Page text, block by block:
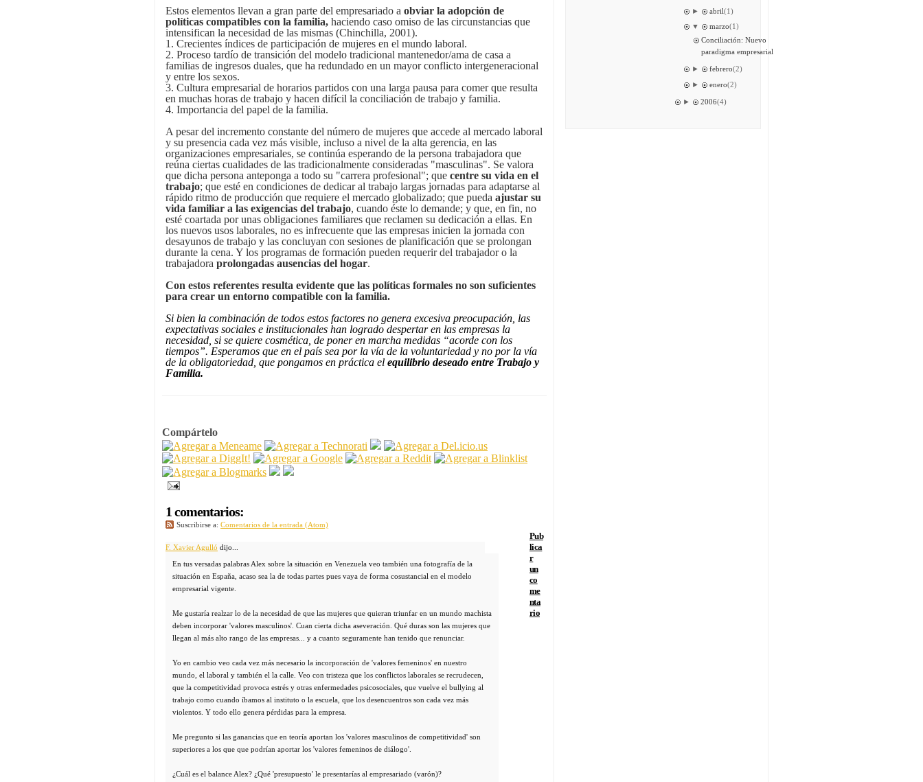
Estos elementos llevan a gran parte del empresariado a obviar la adopción de
políticas compatibles con la familia, haciendo caso omiso de las circunstancias que
intensifican la necesidad de las mismas (Chinchilla, 2001).
1. Crecientes índices de participación de mujeres en el mundo laboral.
2. Proceso tardío de transición del modelo tradicional mantenedor/ama de casa a
familias de ingresos duales, que ha redundado en un mayor conflicto intergeneracional
y entre los sexos.
3. Cultura empresarial de horarios partidos con una larga pausa para comer que resulta
en muchas horas de trabajo y hacen difícil la conciliación de trabajo y familia.
4. Importancia del papel de la familia.
A pesar del incremento constante del número de mujeres que accede al mercado laboral
y su presencia cada vez más visible, incluso a nivel de la alta gerencia, en las
organizaciones empresariales, se continúa esperando de la persona trabajadora que
reúna ciertas cualidades de las tradicionalmente consideradas "masculinas". Se valora
que dicha persona anteponga a todo su "carrera profesional"; que centre su vida en el
trabajo; que esté en condiciones de dedicar al trabajo largas jornadas para adaptarse al
rápido ritmo de producción que requiere el mercado globalizado; que pueda ajustar su
vida familiar a las exigencias del trabajo, cuando éste lo demande; y que, en fin, no
esté coartada por unas obligaciones familiares que reclamen su dedicación a ellas. En
los nuevos usos laborales, no es infrecuente que las empresas inicien la jornada con
desayunos de trabajo y las concluyan con sesiones de planificación que se prolongan
durante la cena. Y los programas de formación pueden requerir del trabajador o la
trabajadora prolongadas ausencias del hogar.
Con estos referentes resulta evidente que las políticas formales no son suficientes
para crear un entorno compatible con la familia.
Si bien la combinación de todos estos factores no genera excesiva preocupación, las
expectativas sociales e institucionales han logrado despertar en las empresas la
necesidad, si se quiere cosmética, de poner en marcha medidas “acorde con los
tiempos”. Esperamos que en el país sea por la vía de la voluntariedad y no por la vía
de la obligatoriedad, que pongamos en práctica el equilibrio deseado entre Trabajo y
Familia.
Compártelo
1 comentarios:
Suscribirse a: Comentarios de la entrada (Atom)
F. Xavier Agulló dijo...
En tus versadas palabras Alex sobre la situación en Venezuela veo también una fotografía de la
situación en España, acaso sea la de todas partes pues vaya de forma cosustancial en el modelo
empresarial vigente.
Me gustaría realzar lo de la necesidad de que las mujeres que quieran triunfar en un mundo machista
deben incorporar 'valores masculinos'. Cuan cierta dicha aseveración. Qué duras son las mujeres que
llegan al más alto rango de las empresas... y a cuanto seguramente han tenido que renunciar.
Yo en cambio veo cada vez más necesario la incorporación de 'valores femeninos' en nuestro
mundo, el laboral y también el la calle. Veo con tristeza que los conflictos laborales se recrudecen,
que la competitividad provoca estrés y otras enfermedades psicosociales, que vuelve el bullying al
trabajo como cuando íbamos al instituto o la escuela, que los desencuentros son cada vez más
violentos. Y todo ello genera pérdidas para la empresa.
Me pregunto si las ganancias que en teoría aportan los 'valores masculinos de competitividad' son
superiores a los que que podrían aportar los 'valores femeninos de diálogo'.
¿Cuál es el balance Alex? ¿Qué 'presupuesto' le presentarías al empresariado (varón)?
Pub
lica
r
un
co
me
nta
rio
►
abril(1)
▼
marzo(1)
Conciliación: Nuevo
paradigma empresarial
► febrero(2)
►
enero(2)
► 2006(4)